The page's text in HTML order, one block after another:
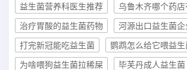
益生菌营养科医生推荐
乌鲁木齐哪个药
治疗胃酸的益生菌药物
河源出口益生菌
打完新冠能吃益生菌
鹦鹉怎么给它喂益生
为啥喂狗益生菌拉稀屎
毕芙丹成人益生菌